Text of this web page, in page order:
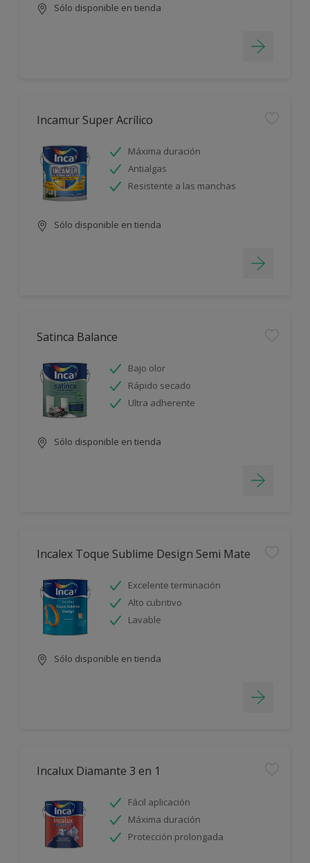
Sólo disponible en tienda
Incamur Super Acrílico
Máxima duración
Antialgas
Resistente a las manchas
Sólo disponible en tienda
Satinca Balance
Bajo olor
Rápido secado
Ultra adherente
Sólo disponible en tienda
Incalex Toque Sublime Design Semi Mate
Excelente terminación
Alto cubritivo
Lavable
Sólo disponible en tienda
Incalux Diamante 3 en 1
Fácil aplicación
Máxima duración
Protección prolongada